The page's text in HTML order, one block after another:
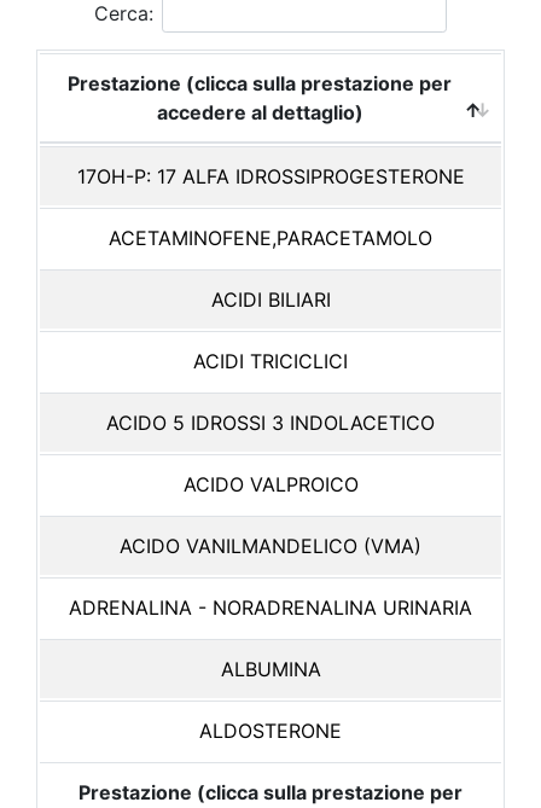
Cerca:
Prestazione (clicca sulla prestazione per
accedere al dettaglio)
17OH-P: 17 ALFA IDROSSIPROGESTERONE
ACETAMINOFENE,PARACETAMOLO
ACIDI BILIARI
ACIDI TRICICLICI
ACIDO 5 IDROSSI 3 INDOLACETICO
ACIDO VALPROICO
ACIDO VANILMANDELICO (VMA)
ADRENALINA - NORADRENALINA URINARIA
ALBUMINA
ALDOSTERONE
Prestazione (clicca sulla prestazione per